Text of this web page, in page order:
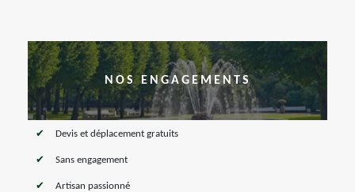
NOS ENGAGEMENTS
Devis et déplacement gratuits
Sans engagement
Artisan passionné